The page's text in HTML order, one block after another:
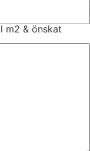
m2 & önskat